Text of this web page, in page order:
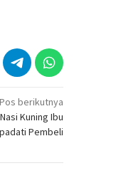
Pos berikutnya
Kuning Ibu
Pembeli